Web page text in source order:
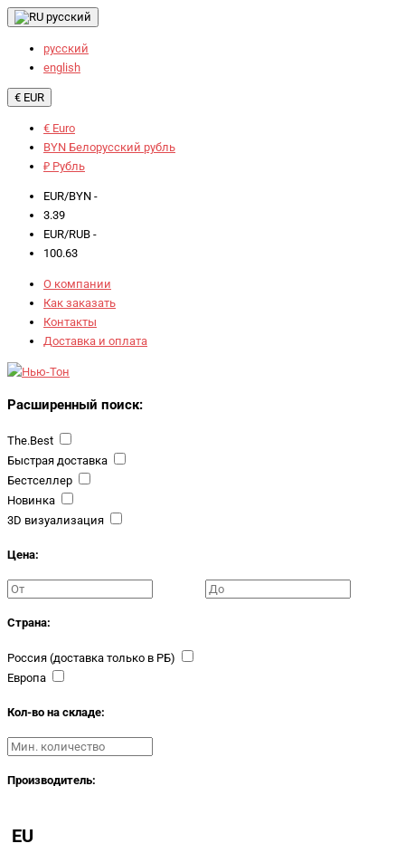
русский
русский
english
€ EUR
€ Euro
BYN Белорусский рубль
₽ Рубль
EUR/BYN -
3.39
EUR/RUB -
100.63
О компании
Как заказать
Контакты
Доставка и оплата
Расширенный поиск:
The.Best
Быстрая доставка
Бестселлер
Новинка
3D визуализация
Цена:
Страна:
Россия (доставка только в РБ)
Европа
Кол-во на складе:
Производитель:
EU